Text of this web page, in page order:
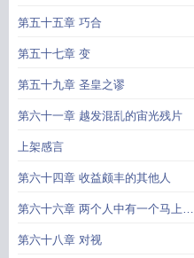
第五十五章 巧合
第五十七章 变
第五十九章 圣皇之谬
第六十一章 越发混乱的宙光残片
上架感言
第六十四章 收益颇丰的其他人
第六十六章 两个人中有一个马上会
死
第六十八章 对视